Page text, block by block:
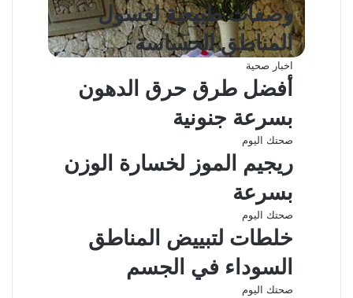
وصفات طبيعية لغسول
المناطق الحساسة
اخبار صحية
أفضل طرق حرق الدهون
بسرعة جنونية
صحتك اليوم
ريجيم الموز لخسارة الوزن
بسرعة
صحتك اليوم
خلطات لتبييض المناطق
السوداء في الجسم
صحتك اليوم